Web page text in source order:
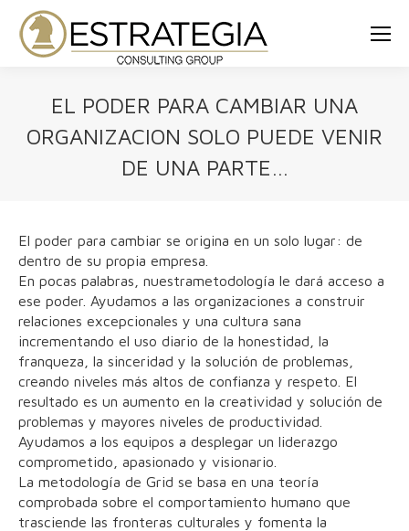
EL PODER PARA CAMBIAR UNA
ORGANIZACION SOLO PUEDE VENIR
DE UNA PARTE…
El poder para cambiar se origina en un solo lugar: de
dentro de su propia empresa.
En pocas palabras, nuestrametodología le dará acceso a
ese poder. Ayudamos a las organizaciones a construir
relaciones excepcionales y una cultura sana
incrementando el uso diario de la honestidad, la
franqueza, la sinceridad y la solución de problemas,
creando niveles más altos de confianza y respeto. El
resultado es un aumento en la creatividad y solución de
problemas y mayores niveles de productividad.
Ayudamos a los equipos a desplegar un liderazgo
comprometido, apasionado y visionario.
La metodología de Grid se basa en una teoría
comprobada sobre el comportamiento humano que
trasciende las fronteras culturales y fomenta la